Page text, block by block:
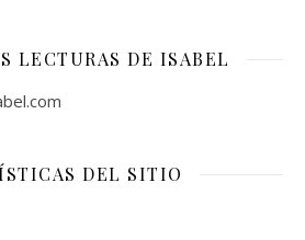
LECTURAS DE ISABEL
DEL SITIO